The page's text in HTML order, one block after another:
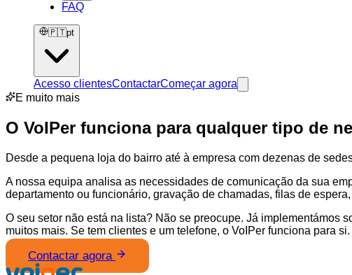
FAQ
🇵🇹pt
Acesso clientesContactarComeçar agora
E muito mais
O VoIPer funciona para qualquer tipo de
Desde a pequena loja do bairro até à empresa com dezenas de
A nossa equipa analisa as necessidades de comunicação da sua
departamento ou funcionário, gravação de chamadas, filas de
O seu setor não está na lista? Não se preocupe. Já implementámos
muitos mais. Se tem clientes e um telefone, o VoIPer funciona para
Contactar agora